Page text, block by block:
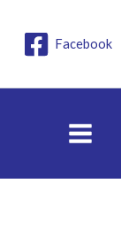
Facebook